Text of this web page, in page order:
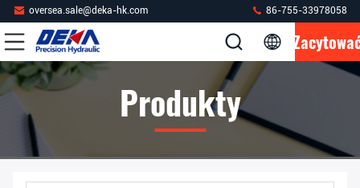
oversea.sale@deka-hk.com 86-755-33978058
Produkty